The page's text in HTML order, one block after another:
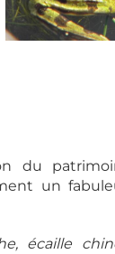
du
un
écaille